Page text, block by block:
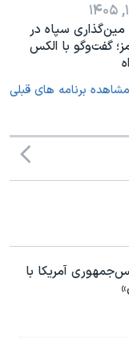
مین‌گذاری‌ سپاه در
گفت‌وگو با الکس
مشاهده برنامه های قبلی
آمریکا با